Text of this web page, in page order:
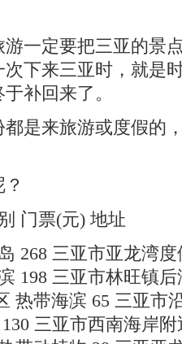
一定要把三亚的景
下来三亚时，就是
补回来了。
是来旅游或度假的
门票(元) 地址
268 三亚市亚龙湾
198 三亚市林旺镇后
热带海滨 65 三亚市
三亚市西南海岸